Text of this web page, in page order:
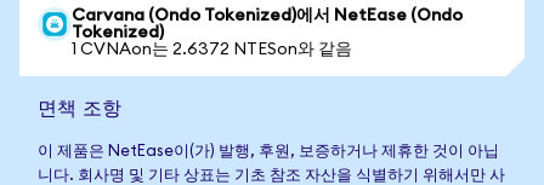
Carvana (Ondo Tokenized)에서 NetEase (Ondo
Tokenized)
1 CVNAon는 2.6372 NTESon와 같음
면책 조항
이 제품은 NetEase이(가) 발행, 후원, 보증하거나 제휴한 것이 아닙
니다. 회사명 및 기타 상표는 기초 참조 자산을 식별하기 위해서만 사